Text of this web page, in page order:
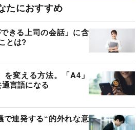
たにおすすめ
きる上司の会話」に含
とは?
を変える方法。「A4」
言語になる
で連発する“的外れな意